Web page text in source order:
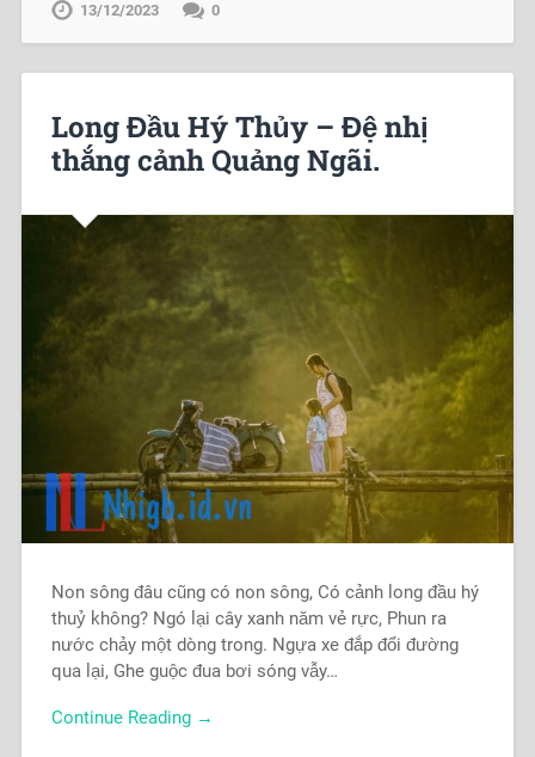
13/12/2023 0
Long Đầu Hý Thủy – Đệ nhị
thắng cảnh Quảng Ngãi.
Non sông đâu cũng có non sông, Có cảnh long đầu hý
thuỷ không? Ngó lại cây xanh năm vẻ rực, Phun ra
nước chảy một dòng trong. Ngựa xe đắp đổi đường
qua lại, Ghe guộc đua bơi sóng vẫy…
Continue Reading →